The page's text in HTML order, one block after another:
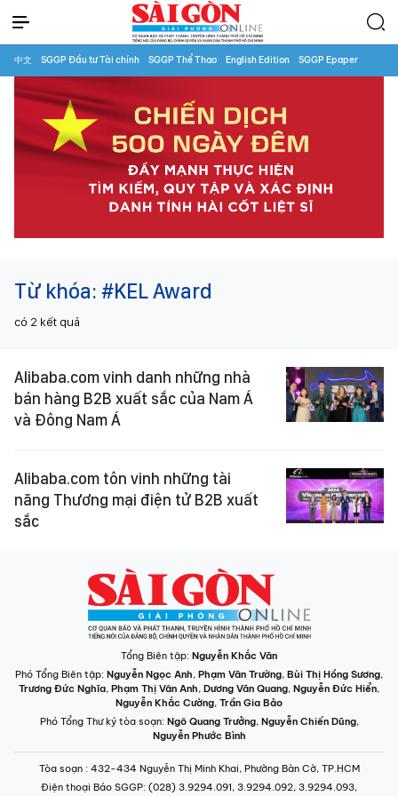
中文 SGGP Đầu tư Tài chính SGGP Thể Thao English Edition SGGP Epaper
Từ khóa: #KEL Award
có 2 kết quả
Alibaba.com vinh danh những nhà
bán hàng B2B xuất sắc của Nam Á
và Đông Nam Á
Alibaba.com tôn vinh những tài
năng Thương mại điện tử B2B xuất
sắc
Tổng Biên tập: Nguyễn Khắc Văn
Phó Tổng Biên tập: Nguyễn Ngọc Anh, Phạm Văn Trường, Bùi Thị Hồng Sương,
Trương Đức Nghĩa, Phạm Thị Vân Anh, Dương Văn Quang, Nguyễn Đức Hiển,
Nguyễn Khắc Cường, Trần Gia Bảo
Phó Tổng Thư ký tòa soạn: Ngô Quang Trưởng, Nguyễn Chiến Dũng,
Nguyễn Phước Bình
Tòa soạn : 432-434 Nguyễn Thị Minh Khai, Phường Bàn Cờ, TP.HCM
Điện thoại Báo SGGP: (028) 3.9294.091, 3.9294.092, 3.9294.093,